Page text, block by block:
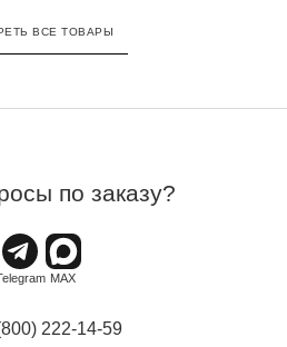
ВСЕ ТОВАРЫ
по заказу?
222-14-59